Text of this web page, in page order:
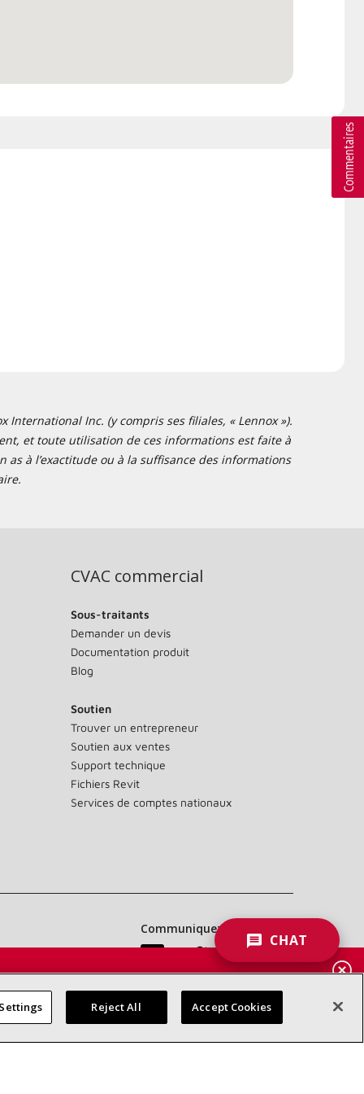
International Inc. (y compris ses filiales, « Lennox »).
et toute utilisation de ces informations est faite à
as à l’exactitude ou à la suffisance des informations
CVAC commercial
Sous-traitants
Demander un devis
Documentation produit
Blog
Soutien
Trouver un entrepreneur
Soutien aux ventes
Support technique
Fichiers Revit
Services de comptes nationaux
Communiquez avec nous :
Confidentialité Conditions générales
CHAT
Reject All Accept Cookies